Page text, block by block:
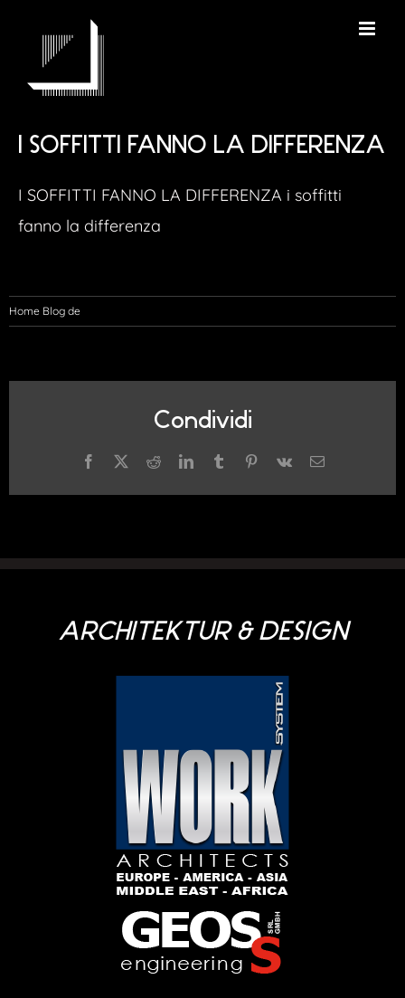
I SOFFITTI FANNO LA DIFFERENZA
I SOFFITTI FANNO LA DIFFERENZA i soffitti
fanno la differenza
Home Blog de
Condividi
Facebook
X RedditLinkedInTumblrPinterest
Vk Email
ARCHITEKTUR & DESIGN